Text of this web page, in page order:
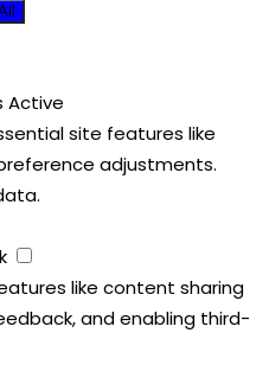
Active
site features like
adjustments.
like content sharing
and enabling third-